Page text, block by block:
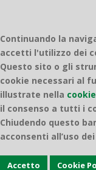
Continuando la
accetti l'utilizzo dei
Questo sito o gli
cookie necessari al
illustrate nella
il consenso a tutti i
Chiudendo questo
acconsenti all’uso
Accetto Cookie